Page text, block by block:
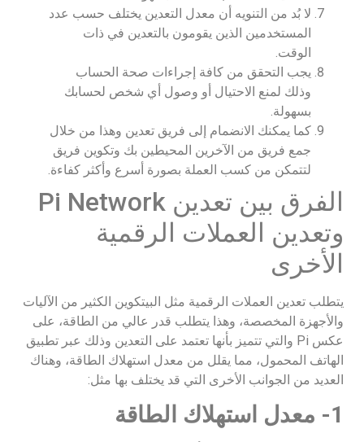
لا بُد من التنويه أن معدل التعدين يختلف حسب عدد
المستخدمين الذين يقومون بالتعدين في ذات
الوقت.
يجب التحقق من كافة إجراءات صحة الحساب
وذلك لمنع الاحتيال أو وصول أي شخص لحسابك
بسهولة.
كما يمكنك الانضمام إلى فريق تعدين وهذا من خلال
جمع فريق من الآخرين المحيطين بك وتكوين فريق
لتتمكن من كسب العملة بصورة أسرع وأكثر كفاءة.
الفرق بين تعدين Pi Network
وتعدين العملات الرقمية
الأخرى
يتطلب تعدين العملات الرقمية مثل البيتكوين الكثير من الآليات
والأجهزة المخصصة، وهذا يتطلب قدر عالي من الطاقة، على
عكس Pi والتي تتميز بأنها تعتمد على التعدين وذلك عبر تطبيق
الهاتف المحمول، مما يقلل من معدل استهلاك الطاقة، وهناك
العديد من الجوانب الأخرى التي قد يختلف بها مثل:
1- معدل استهلاك الطاقة